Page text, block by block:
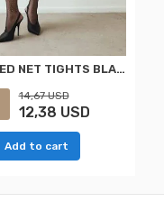
PENTİ STONED NET TIGHTS BLACK S/M
14,67 USD
12,38 USD
Add to cart